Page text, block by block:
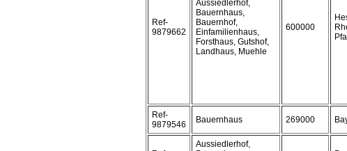
Ref-
9879662
Aussiedlerhof,
Bauernhaus,
Bauernhof,
Einfamilienhaus,
Forsthaus, Gutshof,
Landhaus, Muehle
600000
Ref-
9879546
Bauernhaus 269000
Aussiedlerhof,